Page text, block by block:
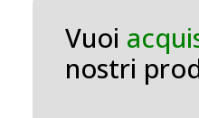
Vuoi
nostri